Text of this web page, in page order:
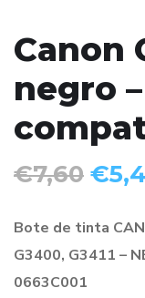
Canon
negro
€7,60 €
Bote de tinta
G3400, G3411 –
0663C001